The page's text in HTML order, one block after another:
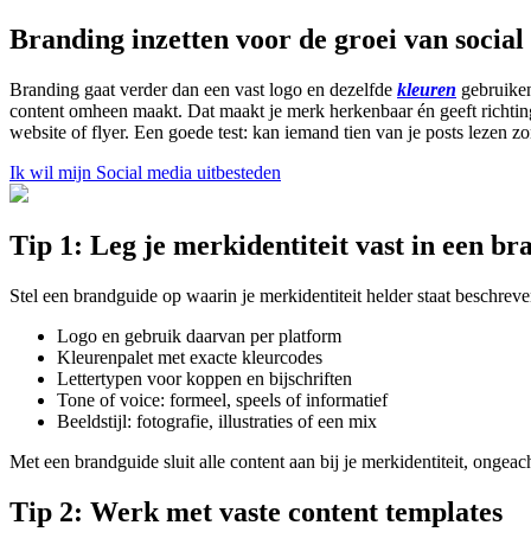
Branding inzetten voor de groei van social
Branding gaat verder dan een vast logo en dezelfde kleuren
content omheen maakt. Dat maakt je merk herkenbaar én geeft
website of flyer. Een goede test: kan iemand tien van je posts lezen
Ik wil mijn Social media uitbesteden
Tip 1: Leg je merkidentiteit vast in een
Stel een brandguide op waarin je merkidentiteit helder staat
Logo en gebruik daarvan per platform
Kleurenpalet met exacte kleurcodes
Lettertypen voor koppen en bijschriften
Tone of voice: formeel, speels of informatief
Beeldstijl: fotografie, illustraties of een mix
Met een brandguide sluit alle content aan bij je merkidentiteit,
Tip 2: Werk met vaste content templates